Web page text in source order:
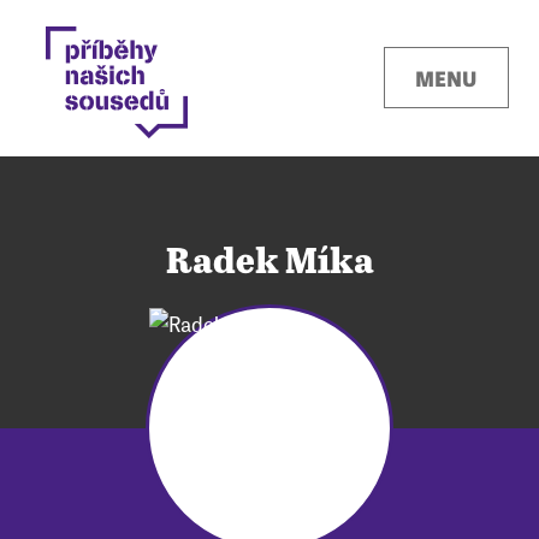
MENU
Radek Míka